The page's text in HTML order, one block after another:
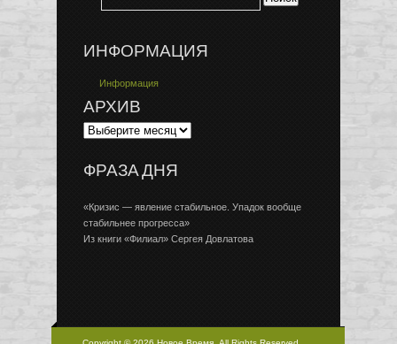
ИНФОРМАЦИЯ
Информация
АРХИВ
ФРАЗА ДНЯ
«Кризис — явление стабильное. Упадок вообще
стабильнее прогресса»
Из книги «Филиал» Сергея Довлатова